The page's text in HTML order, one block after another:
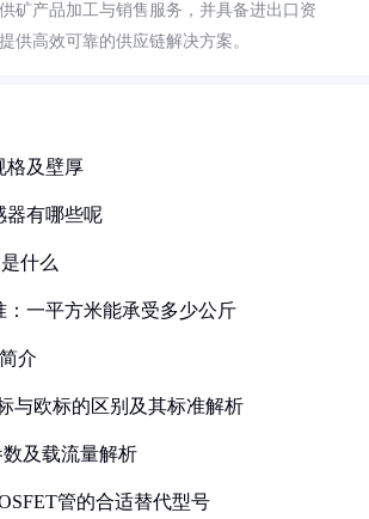
矿产品加工与销售服务，并具备进出口资
供高效可靠的供应链解决方案。
格及壁厚
器有哪些呢
什么
：一平方米能承受多少公斤
介
与欧标的区别及其标准解析
数及载流量解析
管的合适替代型号